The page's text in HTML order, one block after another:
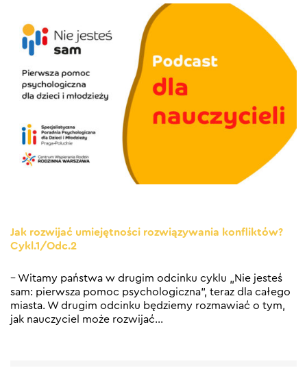
Jak rozwijać umiejętności rozwiązywania konfliktów?
Cykl.1/Odc.2
– Witamy państwa w drugim odcinku cyklu „Nie jesteś
sam: pierwsza pomoc psychologiczna”, teraz dla całego
miasta. W drugim odcinku będziemy rozmawiać o tym,
jak nauczyciel może rozwijać…